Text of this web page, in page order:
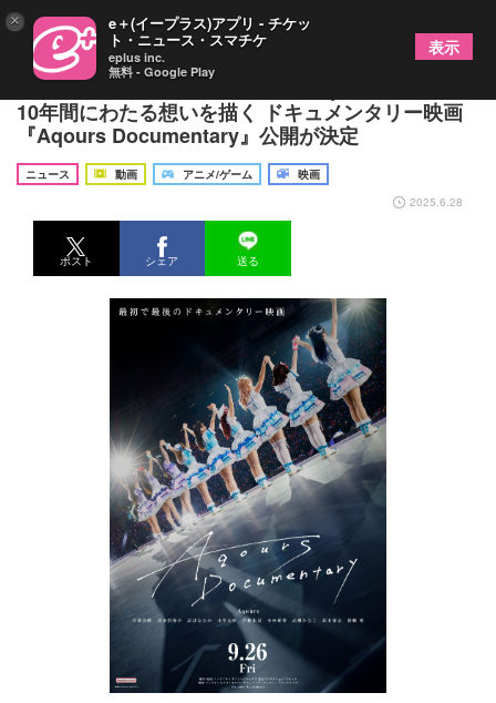
『ラブライブ！サンシャイン!!』Aqoursキャストの
10年間にわたる想いを描く ドキュメンタリー映画
『Aqours Documentary』公開が決定
ニュース 動画 アニメ/ゲーム
映画
2025.6.28
ポスト シェア 送る
× e＋(イープラス)アプリ - チケッ
ト・ニュース・スマチケ
eplus inc.
無料 - Google Play
表示